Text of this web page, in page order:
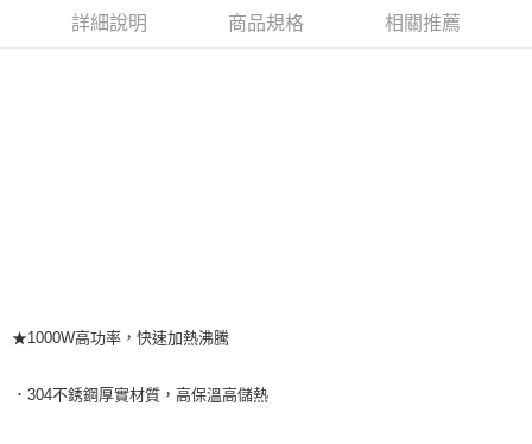
詳細說明 商品規格 相關推薦
★1000W高功率，快速加熱沸騰
．304不銹鋼厚實材質，高保溫高儲熱